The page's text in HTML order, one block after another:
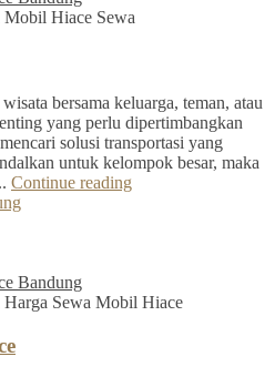
Mobil Hiace Sewa
bersama keluarga, teman, atau
yang perlu dipertimbangkan
solusi transportasi yang
untuk kelompok besar, maka
Continue reading
Bandung
Harga Sewa Mobil Hiace